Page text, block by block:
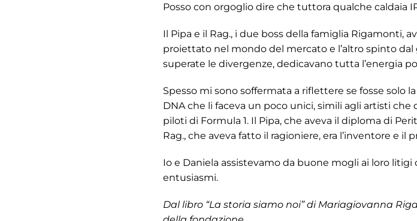
Posso con orgoglio dire che tuttora qualche caldaia
Il Pipa e il Rag., i due boss della famiglia Rigamonti,
proiettato nel mondo del mercato e l’altro spinto dal
superate le divergenze, dedicavano tutta l’energia
Spesso mi sono soffermata a riflettere se fosse solo
DNA che li faceva un poco unici, simili agli artisti
piloti di Formula 1. Il Pipa, che aveva il diploma di
Rag., che aveva fatto il ragioniere, era l’inventore e il
Io e Daniela assistevamo da buone mogli ai loro
entusiasmi.
Dal libro “La storia siamo noi” di Mariagiovanna